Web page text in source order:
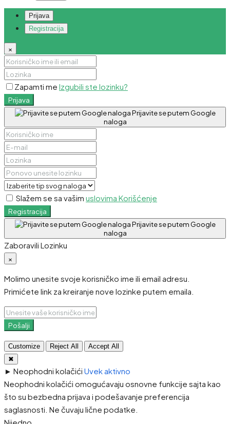
Prijava
Registracija
×
Zapamti me Izgubili ste lozinku?
Prijava
Prijavite se putem Google
naloga
Slažem se sa vašim uslovima Korišćenje
Registracija
Prijavite se putem Google
naloga
Zaboravili Lozinku
×
Molimo unesite svoje korisničko ime ili email adresu.
Primićete link za kreiranje nove lozinke putem emaila.
Pošalji
Customize Reject All
Accept All
✖
► Neophodni kolačići Uvek aktivno
Neophodni kolačići omogućavaju osnovne funkcije sajta kao
što su bezbedna prijava i podešavanje preferencija
saglasnosti. Ne čuvaju lične podatke.